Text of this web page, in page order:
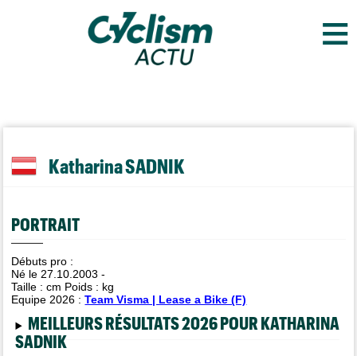
≡
Katharina SADNIK
PORTRAIT
Débuts pro :
Né le 27.10.2003 -
Taille :cm Poids : kg
Equipe 2026 :Team Visma | Lease a Bike (F)
MEILLEURS RÉSULTATS 2026 POUR KATHARINA
SADNIK